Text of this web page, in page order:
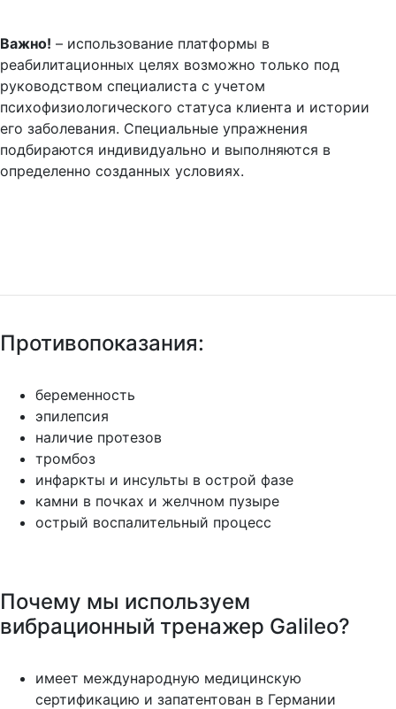
Важно! – использование платформы в
реабилитационных целях возможно только под
руководством специалиста с учетом
психофизиологического статуса клиента и истории
его заболевания. Специальные упражнения
подбираются индивидуально и выполняются в
определенно созданных условиях.
Противопоказания:
беременность
эпилепсия
наличие протезов
тромбоз
инфаркты и инсульты в острой фазе
камни в почках и желчном пузыре
острый воспалительный процесс
Почему мы используем
вибрационный тренажер Galileo?
имеет международную медицинскую
сертификацию и запатентован в Германии